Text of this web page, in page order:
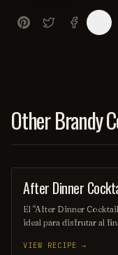
Other Brandy
ORDINARY DRINK
After Dinner
El "After Dinner
ideal para disfrutar al
experiencia placentera
VIEW RECIPE →